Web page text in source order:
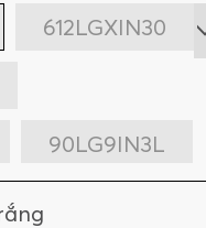
612LGXIN30
90LG9IN3L